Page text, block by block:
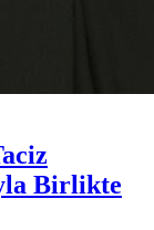
Birlikte